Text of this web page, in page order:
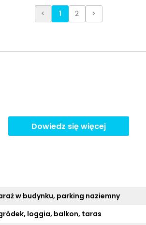
< 1 2 >
Dowiedz się więcej
w budynku, parking naziemny
loggia, balkon, taras